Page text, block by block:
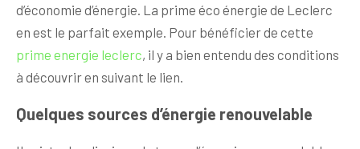
d’économie d’énergie. La prime éco énergie de Leclerc
en est le parfait exemple. Pour bénéficier de cette
prime energie leclerc, il y a bien entendu des conditions
à découvrir en suivant le lien.
Quelques sources d’énergie renouvelable